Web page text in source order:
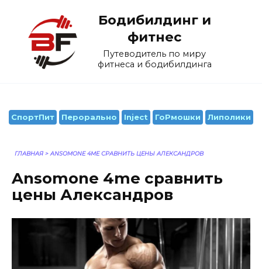
содержанию
Бодибилдинг и
фитнес
Путеводитель по миру
фитнеса и бодибилдинга
СпортПит Перорально Inject ГоРмошки Липолики
ГЛАВНАЯ > ANSOMONE 4ME СРАВНИТЬ ЦЕНЫ АЛЕКСАНДРОВ
Ansomone 4me сравнить
цены Александров